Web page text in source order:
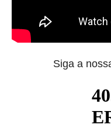
Siga a